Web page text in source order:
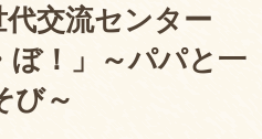
交流センター
ぼ！」～パパと一
び～